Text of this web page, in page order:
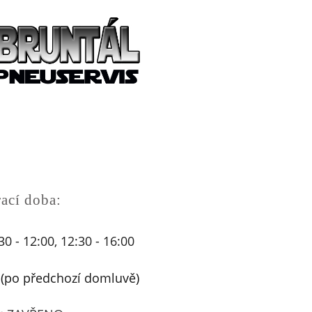
doba:
- 12:00, 12:30 - 16:00
předchozí domluvě)